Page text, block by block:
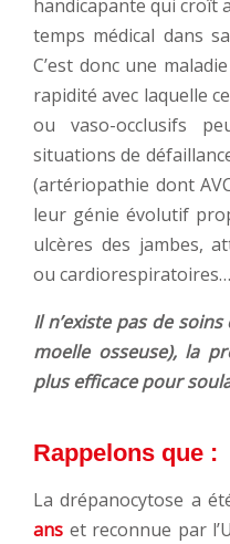
handicapante qui croît
temps médical dans
C’est donc une
rapidité avec laquelle
ou vaso-occlusifs
situations de
(artériopathie dont
leur génie évolutif
ulcères des jambes,
ou
Il n’existe pas de
moelle osseuse), la
plus efficace pour
Rappelons que :
La drépanocytose a
ans et reconnue par